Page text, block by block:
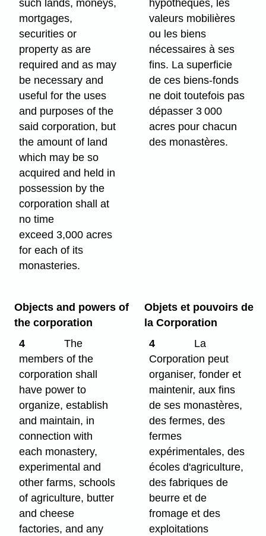
such lands, moneys,
mortgages,
securities or
property as are
required and as may
be necessary and
useful for the uses
and purposes of the
said corporation, but
the amount of land
which may be so
acquired and held in
possession by the
corporation shall at
no time
exceed 3,000 acres
for each of its
monasteries.
hypothèques, les
valeurs mobilières
ou les biens
nécessaires à ses
fins. La superficie
de ces biens-fonds
ne doit toutefois pas
dépasser 3 000
acres pour chacun
des monastères.
Objects and powers of
the corporation
4
The
members of the
corporation shall
have power to
organize, establish
and maintain, in
connection with
each monastery,
experimental and
other farms, schools
of agriculture, butter
and cheese
factories, and any
Objets et pouvoirs de
la Corporation
4
La
Corporation peut
organiser, fonder et
maintenir, aux fins
de ses monastères,
des fermes, des
fermes
expérimentales, des
écoles d'agriculture,
des fabriques de
beurre et de
fromage et des
exploitations